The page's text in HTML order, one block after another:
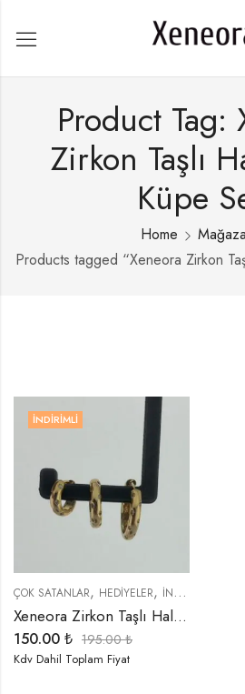
Product Tag:
Zirkon Taşlı
Küpe
Home
Mağaza
Products tagged “Xeneora Zirkon
İNDIRIMLI
ÇOK SATANLAR, HEDIYELER, İNDIRIMLI ÜRÜNLER
Xeneora Zirkon Taşlı Halka 3’lü Küpe Seti
150.00 ₺ 195.00₺
Kdv Dahil Toplam Fiyat